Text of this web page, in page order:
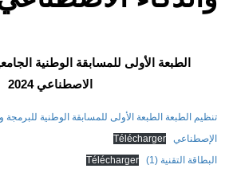
الطبعة الأولى للمسابقة الوطنية
الاصطناعي 2024
تنظيم الطبعة الطبعة الأولى للمسابقة الوطنية للبرمجة
الإصطناعي
Télécharger
البطاقة التقنية (1)
Télécharger